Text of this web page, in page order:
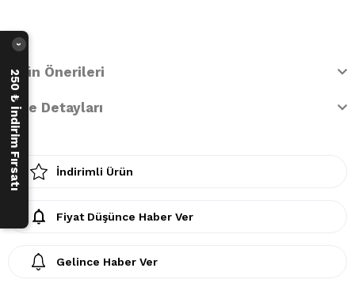
Ürün Önerileri
İade Detayları
İndirimli Ürün
Fiyat Düşünce Haber Ver
Gelince Haber Ver
250 ₺ İndirim Fırsatı
›